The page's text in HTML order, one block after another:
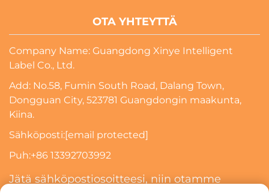
OTA YHTEYTTÄ
Company Name: Guangdong Xinye Intelligent
Label Co., Ltd.
Add: No.58, Fumin South Road, Dalang Town,
Dongguan City, 523781 Guangdongin maakunta,
Kiina.
Sähköposti:[email protected]
Puh:+86 13392703992
Jätä sähköpostiosoitteesi, niin otamme